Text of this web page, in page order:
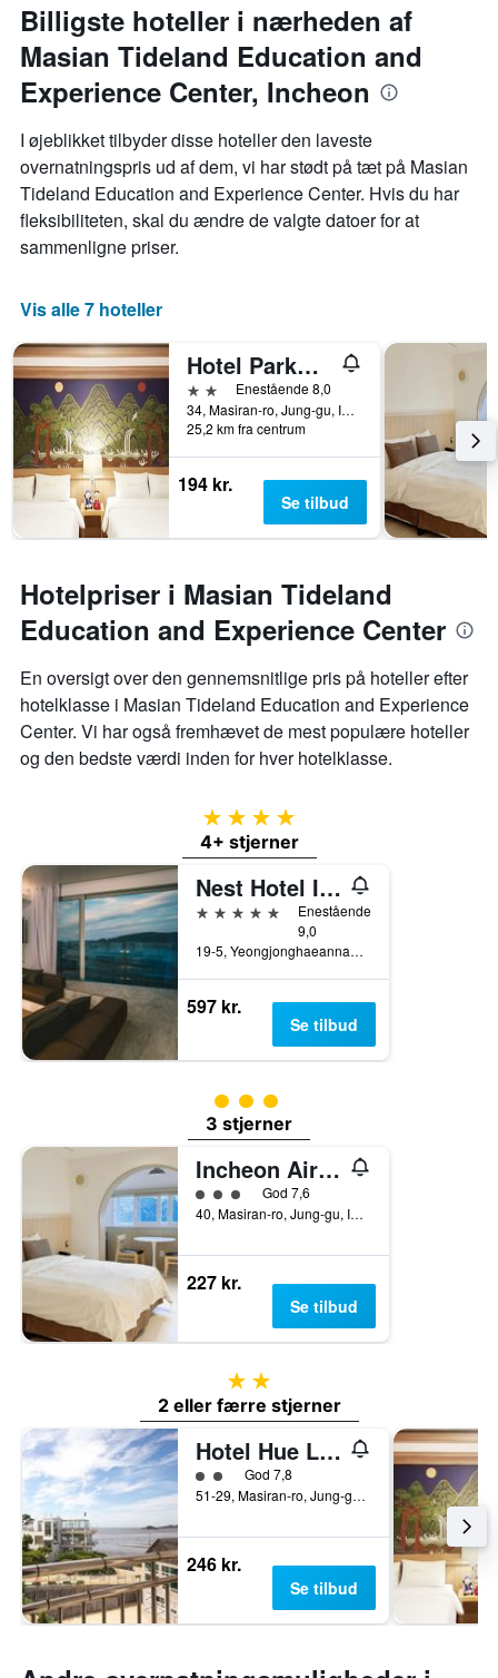
Billigste hoteller i nærheden af
Masian Tideland Education and
Experience Center, Incheon
I øjeblikket tilbyder disse hoteller den laveste
overnatningspris ud af dem, vi har stødt på tæt på Masian
Tideland Education and Experience Center. Hvis du har
fleksibiliteten, skal du ændre de valgte datoer for at
sammenligne priser.
Vis alle 7 hoteller
Hotel Parkwood Incheon Airport
2 stjernerEnestående 8,0
34, Masiran-ro, Jung-gu, Incheon, Sydkorea
25,2 km fra centrum
194 kr.
Se tilbud
Hotelpriser i Masian Tideland
Education and Experience Center
En oversigt over den gennemsnitlige pris på hoteller efter
hotelklasse i Masian Tideland Education and Experience
Center. Vi har også fremhævet de mest populære hoteller
og den bedste værdi inden for hver hotelklasse.
4 stjerner
4+ stjerner
Nest Hotel Incheon
5 stjerner
Enestående
9,0
19-5, Yeongjonghaeannam-ro, Jung-gu, Incheon, Sydkorea
597 kr.
Se tilbud
Vurderet til klasse 3
3 stjerner
Incheon Airport Hotel Oceanside
Vurderet til klasse 3
God 7,6
40, Masiran-ro, Jung-gu, Incheon, Sydkorea
227 kr.
Se tilbud
2 stjerner
2 eller færre stjerner
Hotel Hue Loft
Vurderet til klasse 2
God 7,8
51-29, Masiran-ro, Jung-gu, Incheon, Sydkorea
246 kr.
Se tilbud